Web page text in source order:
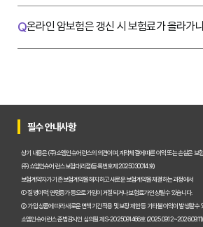
Q온라인 암보험은 갱신 시 보험료가 올라가
필수 안내사항
상기 내용은 (주)쇼엠인슈어런스의 의견이며, 계약체결에 따른 이익 또는 손실은 보
(주)쇼엠인슈어런스 보험대리점(등록번호 제2025030014호)
보험계약자가 기존 보험계약을 해지하고 새로운 보험계약을 체결하는 과정에서
① 질병이력, 연령증가 등으로 가입이 거절되거나 보험료가 인상될 수 있습니다.
② 가입 상품에 따라 새로운 면책기간 적용 및 보장 제한 등 기타 불이익이 발생할 수
쇼엠인슈어런스 준법감시인 심의필 제S-2025091466호 (2025.09.12~2026.09.11)